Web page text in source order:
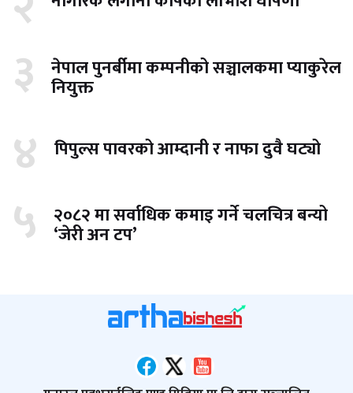
३ नेपाल पुनर्बीमा कम्पनीको सञ्चालकमा प्याकुरेल
नियुक्त
४ पिपुल्स पावरको आम्दानी र नाफा दुवै घट्यो
५ २०८२ मा सर्वाधिक कमाइ गर्ने चलचित्र बन्यो
‘जेरी अन टप’